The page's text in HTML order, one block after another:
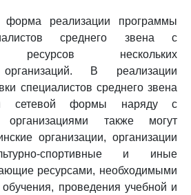
форма реализации программы
среднего звена с
ресурсов нескольких
организаций. В реализации
специалистов среднего звена
сетевой формы наряду с
организациями также могут
организации, организации
спортивные и иные
ресурсами, необходимыми
проведения учебной и